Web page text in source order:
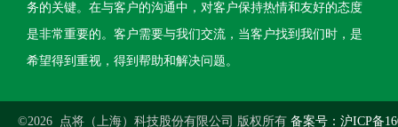
务的关键。在与客户的沟通中，对客户保持热情和友好的态度
是非常重要的。客户需要与我们交流，当客户找到我们时，是
希望得到重视，得到帮助和解决问题。
©2026 点将（上海）科技股份有限公司 版权所有 备案号：沪ICP备